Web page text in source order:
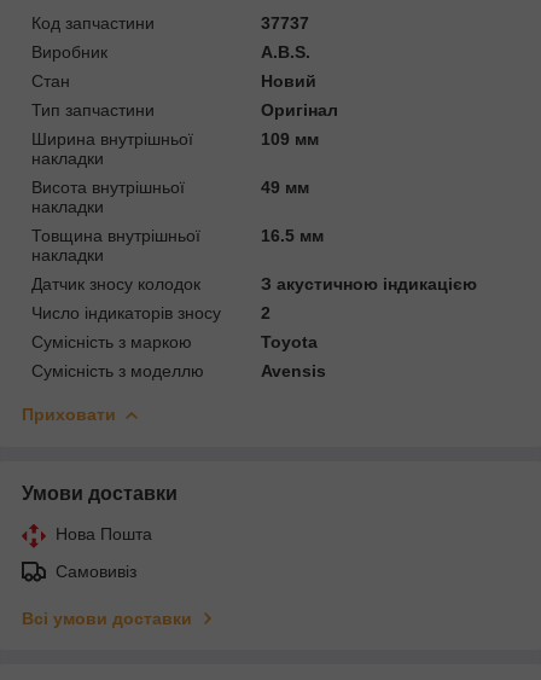
Код запчастини
37737
Виробник
A.B.S.
Стан
Новий
Тип запчастини
Оригінал
Ширина внутрішньої
накладки
109 мм
Висота внутрішньої
накладки
49 мм
Товщина внутрішньої
накладки
16.5 мм
Датчик зносу колодок
З акустичною індикацією
Число індикаторів зносу
2
Сумісність з маркою
Toyota
Сумісність з моделлю
Avensis
Приховати
Умови доставки
Нова Пошта
Самовивіз
Всі умови доставки